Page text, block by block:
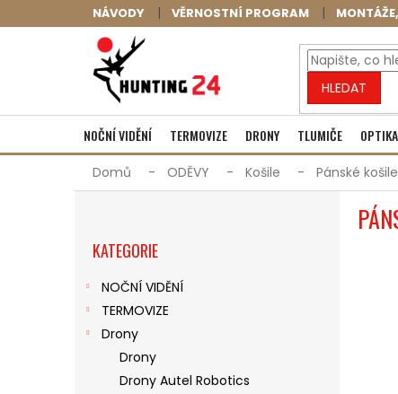
na
NÁVODY VĚRNOSTNÍ PROGRAM
HLEDAT
NOČNÍ VIDĚNÍ TERMOVIZE DRONY TLUMIČE OPTIKA
Domů ODĚVY Košile Pánské košile
P
kategorie
KATEGORIE
NOČNÍ VIDĚNÍ
TERMOVIZE
Drony
Drony
Drony Autel Robotics